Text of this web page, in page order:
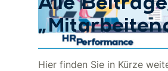
Alle
Hier finden Sie in Kürze